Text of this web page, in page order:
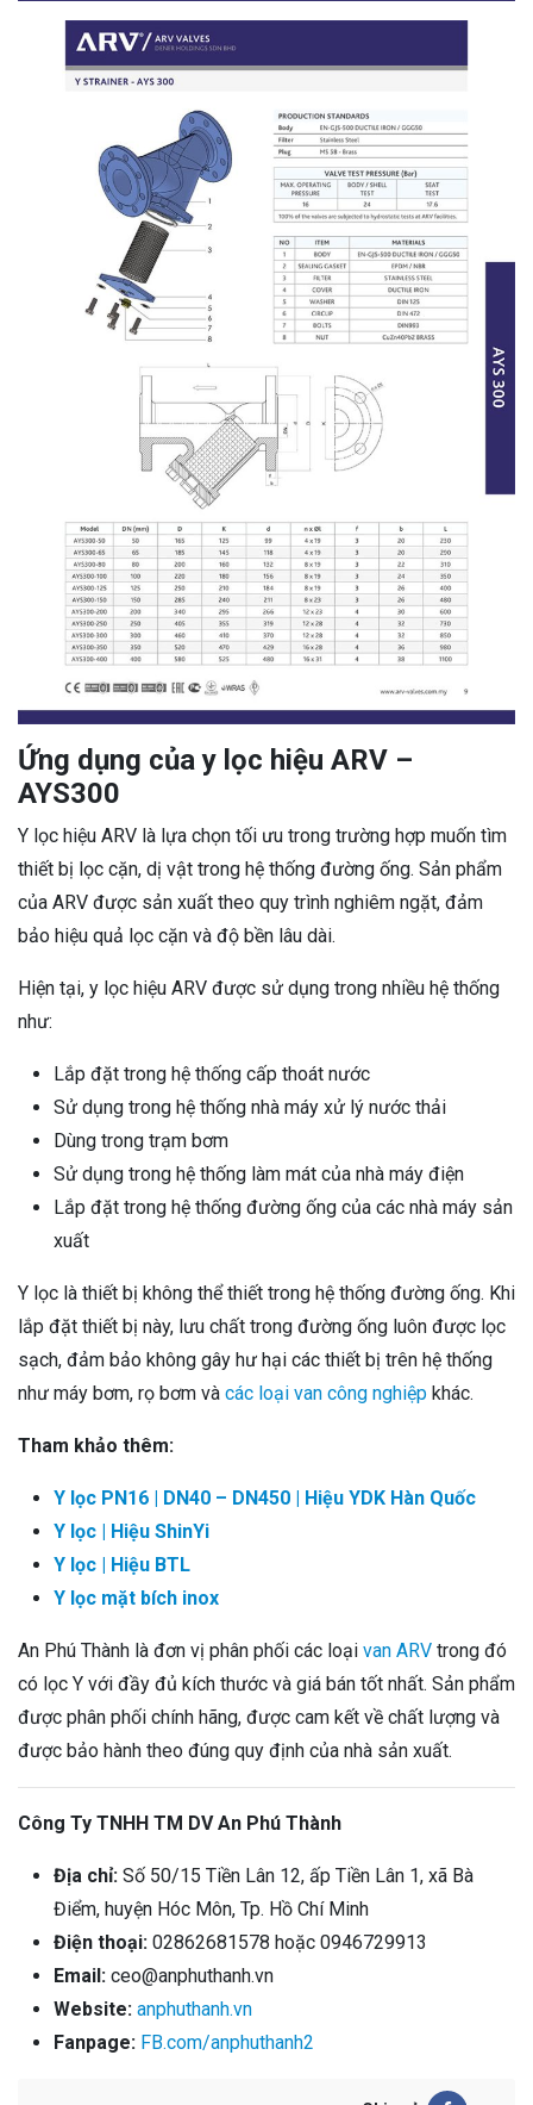
Ứng dụng của y lọc hiệu ARV –
AYS300
Y lọc hiệu ARV là lựa chọn tối ưu trong trường hợp muốn tìm
thiết bị lọc cặn, dị vật trong hệ thống đường ống. Sản phẩm
của ARV được sản xuất theo quy trình nghiêm ngặt, đảm
bảo hiệu quả lọc cặn và độ bền lâu dài.
Hiện tại, y lọc hiệu ARV được sử dụng trong nhiều hệ thống
như:
Lắp đặt trong hệ thống cấp thoát nước
Sử dụng trong hệ thống nhà máy xử lý nước thải
Dùng trong trạm bơm
Sử dụng trong hệ thống làm mát của nhà máy điện
Lắp đặt trong hệ thống đường ống của các nhà máy sản
xuất
Y lọc là thiết bị không thể thiết trong hệ thống đường ống. Khi
lắp đặt thiết bị này, lưu chất trong đường ống luôn được lọc
sạch, đảm bảo không gây hư hại các thiết bị trên hệ thống
như máy bơm, rọ bơm và các loại van công nghiệp khác.
Tham khảo thêm:
Y lọc PN16 | DN40 – DN450 | Hiệu YDK Hàn Quốc
Y lọc | Hiệu ShinYi
Y lọc | Hiệu BTL
Y lọc mặt bích inox
An Phú Thành là đơn vị phân phối các loại van ARV trong đó
có lọc Y với đầy đủ kích thước và giá bán tốt nhất. Sản phẩm
được phân phối chính hãng, được cam kết về chất lượng và
được bảo hành theo đúng quy định của nhà sản xuất.
Công Ty TNHH TM DV An Phú Thành
Địa chỉ: Số 50/15 Tiền Lân 12, ấp Tiền Lân 1, xã Bà
Điểm, huyện Hóc Môn, Tp. Hồ Chí Minh
Điện thoại: 02862681578 hoặc 0946729913
Email: ceo@anphuthanh.vn
Website: anphuthanh.vn
Fanpage: FB.com/anphuthanh2